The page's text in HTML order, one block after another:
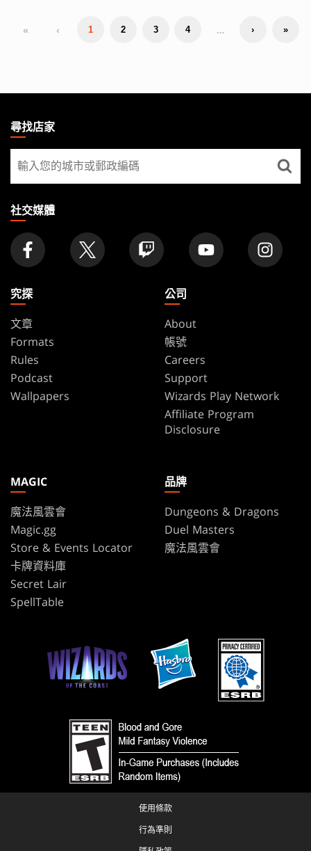
« ‹ 1 2 3 4 … › »
THE
GATHERING
FOOTER
尋找店家
尋
找
家
社交媒體
究探
文章
Formats
Rules
Podcast
Wallpapers
公司
About
帳號
Careers
Support
Wizards Play Network
Affiliate Program
Disclosure
MAGIC
魔法風雲會
Magic.gg
Store & Events Locator
卡牌資料庫
Secret Lair
SpellTable
品牌
Dungeons & Dragons
Duel Masters
魔法風雲會
使用條款
行為準則